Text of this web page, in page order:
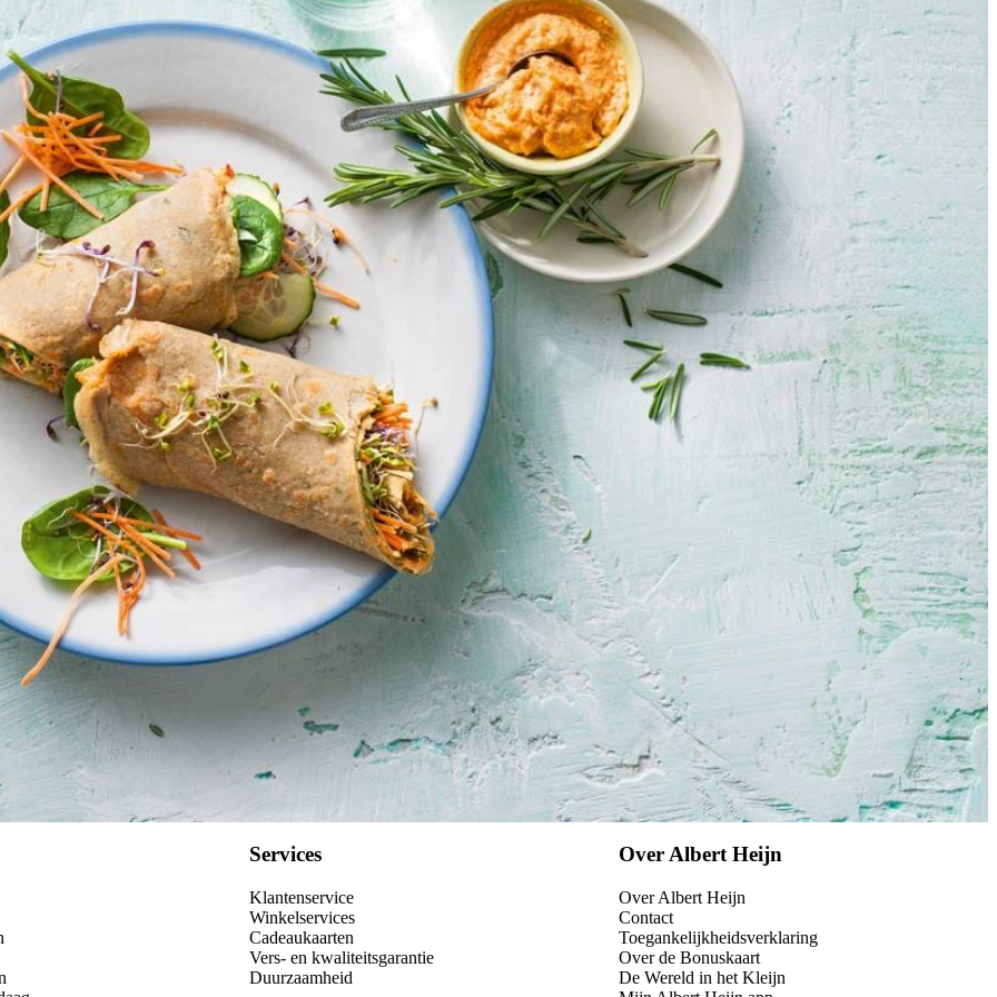
Kies producten
in de koelkast. Beleg de wraps de volgende ochtend en neem lekker mee voor de lunch.
Wat vond je van dit recept?
Services
Klantenservice
Winkelservices
Cadeaukaarten
Vers- en kwaliteitsgarantie
Duurzaamheid
Over Albert Heijn
Over Albert Heijn
Contact
Toegankelijkheidsverklaring
Over de Bonuskaart
De Wereld in het Kleijn